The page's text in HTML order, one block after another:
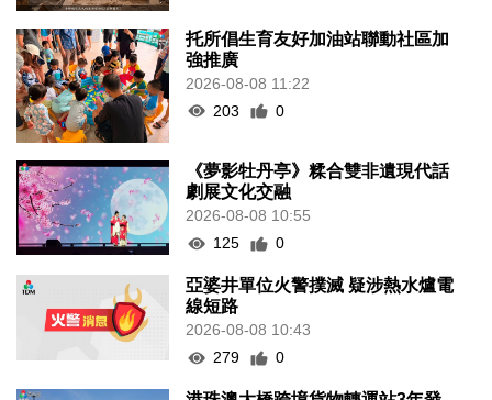
托所倡生育友好加油站聯動社區加
強推廣
2026-08-08 11:22
203
0
《夢影牡丹亭》糅合雙非遺現代話
劇展文化交融
2026-08-08 10:55
125
0
亞婆井單位火警撲滅 疑涉熱水爐電
線短路
2026-08-08 10:43
279
0